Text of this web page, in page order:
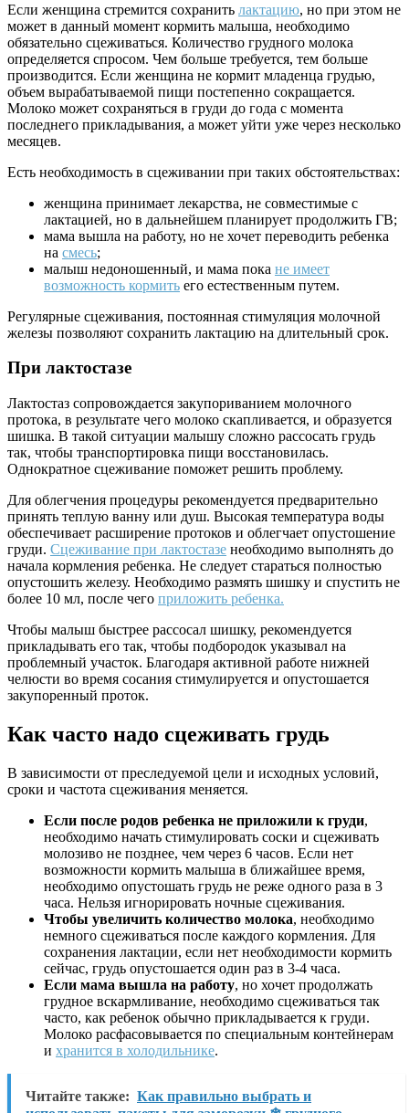
Если женщина стремится сохранить лактацию, но при этом не
может в данный момент кормить малыша, необходимо
обязательно сцеживаться. Количество грудного молока
определяется спросом. Чем больше требуется, тем больше
производится. Если женщина не кормит младенца грудью,
объем вырабатываемой пищи постепенно сокращается.
Молоко может сохраняться в груди до года с момента
последнего прикладывания, а может уйти уже через несколько
месяцев.
Есть необходимость в сцеживании при таких обстоятельствах:
женщина принимает лекарства, не совместимые с
лактацией, но в дальнейшем планирует продолжить ГВ;
мама вышла на работу, но не хочет переводить ребенка
на смесь;
малыш недоношенный, и мама пока не имеет
возможность кормить его естественным путем.
Регулярные сцеживания, постоянная стимуляция молочной
железы позволяют сохранить лактацию на длительный срок.
При лактостазе
Лактостаз сопровождается закупориванием молочного
протока, в результате чего молоко скапливается, и образуется
шишка. В такой ситуации малышу сложно рассосать грудь
так, чтобы транспортировка пищи восстановилась.
Однократное сцеживание поможет решить проблему.
Для облегчения процедуры рекомендуется предварительно
принять теплую ванну или душ. Высокая температура воды
обеспечивает расширение протоков и облегчает опустошение
груди. Сцеживание при лактостазе необходимо выполнять до
начала кормления ребенка. Не следует стараться полностью
опустошить железу. Необходимо размять шишку и спустить не
более 10 мл, после чего приложить ребенка.
Чтобы малыш быстрее рассосал шишку, рекомендуется
прикладывать его так, чтобы подбородок указывал на
проблемный участок. Благодаря активной работе нижней
челюсти во время сосания стимулируется и опустошается
закупоренный проток.
Как часто надо сцеживать грудь
В зависимости от преследуемой цели и исходных условий,
сроки и частота сцеживания меняется.
Если после родов ребенка не приложили к груди,
необходимо начать стимулировать соски и сцеживать
молозиво не позднее, чем через 6 часов. Если нет
возможности кормить малыша в ближайшее время,
необходимо опустошать грудь не реже одного раза в 3
часа. Нельзя игнорировать ночные сцеживания.
Чтобы увеличить количество молока, необходимо
немного сцеживаться после каждого кормления. Для
сохранения лактации, если нет необходимости кормить
сейчас, грудь опустошается один раз в 3-4 часа.
Если мама вышла на работу, но хочет продолжать
грудное вскармливание, необходимо сцеживаться так
часто, как ребенок обычно прикладывается к груди.
Молоко расфасовывается по специальным контейнерам
и хранится в холодильнике.
Читайте также: Как правильно выбрать и